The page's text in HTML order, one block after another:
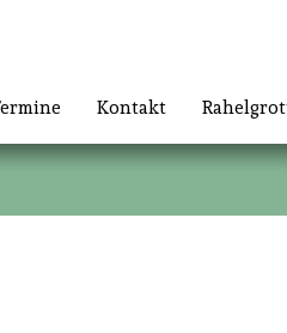
Kontakt